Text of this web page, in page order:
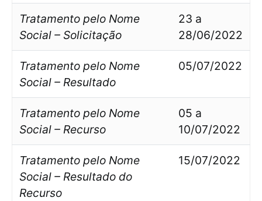
Tratamento pelo Nome
Social – Solicitação
23 a
28/06/2022
Tratamento pelo Nome
Social – Resultado
05/07/2022
Tratamento pelo Nome
Social – Recurso
05 a
10/07/2022
Tratamento pelo Nome
Social – Resultado do
Recurso
15/07/2022